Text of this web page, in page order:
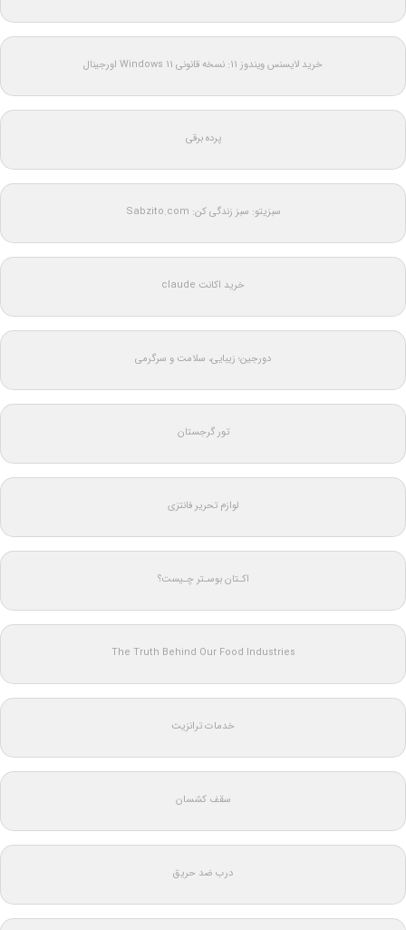
خرید لایسنس ویندوز 11: نسخه قانونی Windows 11 اورجینال
پرده برقی
سبزیتو: سبز زندگی کن: Sabzito.com
خرید اکانت claude
دورجین؛ زیبایی، سلامت و سرگرمی
تور گرجستان
لوازم تحریر فانتزی
اکـتان بوسـتر چـیست؟
The Truth Behind Our Food Industries
خدمات ترانزیت
سقف کشسان
درب ضد حریق